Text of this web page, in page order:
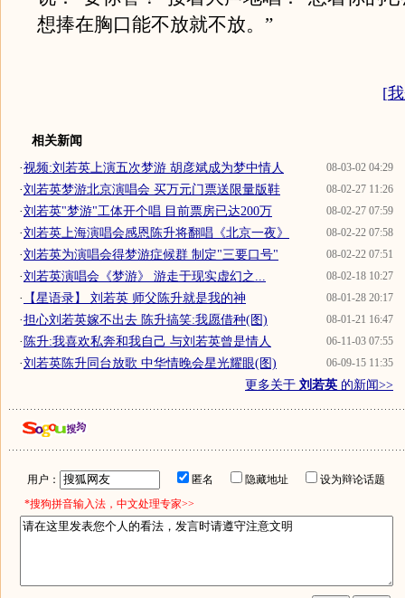
想捧在胸口能不放就不放。”
[
相关新闻
08-03-02 04:29
·视频:刘若英上演五次梦游 胡彦斌成为梦中情人
08-02-27 11:26
·刘若英梦游北京演唱会 买万元门票送限量版鞋
08-02-27 07:59
·刘若英"梦游"工体开个唱 目前票房已达200万
08-02-22 07:58
·刘若英上海演唱会感恩陈升将翻唱《北京一夜》
08-02-22 07:51
·刘若英为演唱会得梦游症候群 制定"三要口号"
08-02-18 10:27
·刘若英演唱会《梦游》 游走于现实虚幻之...
08-01-28 20:17
· 【星语录】 刘若英 师父陈升就是我的神
08-01-21 16:47
·担心刘若英嫁不出去 陈升搞笑:我愿借种(图)
06-11-03 07:55
· 陈升:我喜欢私奔和我自己 与刘若英曾是情人
06-09-15 11:35
·刘若英陈升同台放歌 中华情晚会星光耀眼(图)
更多关于 刘若英 的新闻>>
用户： 匿名 隐藏地址
设为辩论话题
*搜狗拼音输入法，中文处理专家>>